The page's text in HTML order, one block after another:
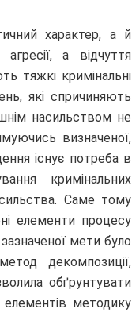
характер, а й
а відчуття
тяжкі кримінальні
які спричиняють
насильством не
визначеної,
існує потреба в
кримінальних
Саме тому
елементи процесу
мети було
декомпозиції,
обґрунтувати
елементів методику